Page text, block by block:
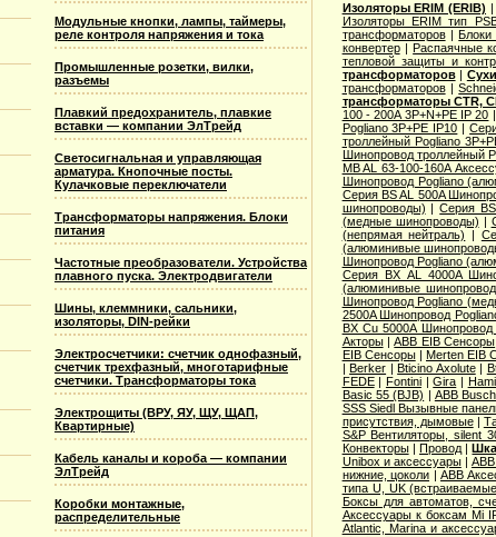
Модульные кнопки, лампы, таймеры,
реле контроля напряжения и тока
Промышленные розетки, вилки,
разъемы
Плавкий предохранитель, плавкие
вставки — компании ЭлТрейд
Светосигнальная и управляющая
арматура. Кнопочные посты.
Кулачковые переключатели
Трансформаторы напряжения. Блоки
питания
Частотные преобразователи. Устройства
плавного пуска. Электродвигатели
Шины, клеммники, сальники,
изоляторы, DIN-рейки
Электросчетчики: счетчик однофазный,
счетчик трехфазный, многотарифные
счетчики. Трансформаторы тока
Электрощиты (ВРУ, ЯУ, ЩУ, ЩАП,
Квартирные)
Кабель каналы и короба — компании
ЭлТрейд
Коробки монтажные,
распределительные
Изоляторы ERIM (ERIB)
Изоляторы ERIM тип
трансформаторов|Блоки
конвертер|Распаячные
тепловой защиты и
трансформаторов|
трансформаторов|
трансформаторы CTR,
100 - 200A 3P+N+PE IP 20
Pogliano 3P+PE IP10 |
троллейный Pogliano
Шинопровод троллейный
MB AL 63-100-160A
Шинопровод Pogliano
Серия ВS AL 500A
шинопроводы) |Серия
(медные шинопроводы) |
(непрямая нейтраль)
|
(алюминивые
Шинопровод Pogliano
Серия ВХ AL 4000A
(алюминивые
Шинопровод Pogliano
2500A Шинопровод
ВХ Cu 5000A
Акторы|ABB EIB Сенсоры
EIB Сенсоры| Merten EIB
|Berker |Bticino Axolute|
FEDE| Fontini|Gira |
Basic 55 (BJB) | АВВ
SSS Siedl Вызывные
присутствия, дымовые|
S&P Вентиляторы, silent
Конвекторы|Провод |
Unibox и аксессуары|
нижние, цоколи | ABB
типа U, UK
Боксы для автоматов,
Аксессуары к боксам Mi
Atlantic, Marina и